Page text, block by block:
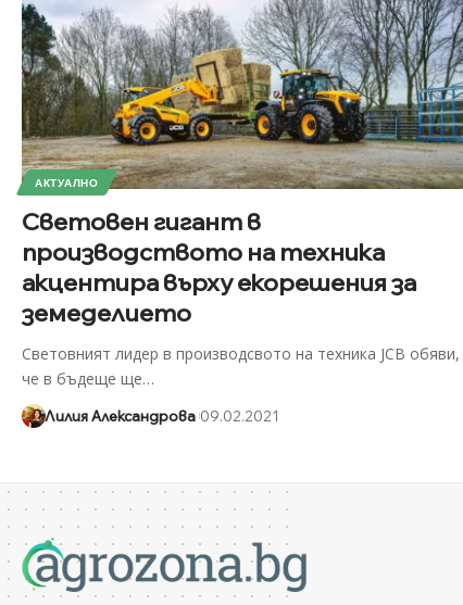
АКТУАЛНО
Световен гигант в
производството на техника
акцентира върху екорешения за
земеделието
Световният лидер в производсвото на техника JCB обяви,
че в бъдеще ще…
Лилия Александрова 09.02.2021